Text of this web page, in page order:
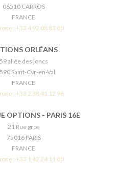
06510 CARROS
FRANCE
:+33 4 92 08 83 00
ORLÉANS
59 allée des joncs
Saint-Cyr-en-Val
FRANCE
:+33 2 38 41 12 96
OPTIONS - PARIS 16E
21 Rue gros
75016 PARIS
FRANCE
:+33 1 42 24 11 00